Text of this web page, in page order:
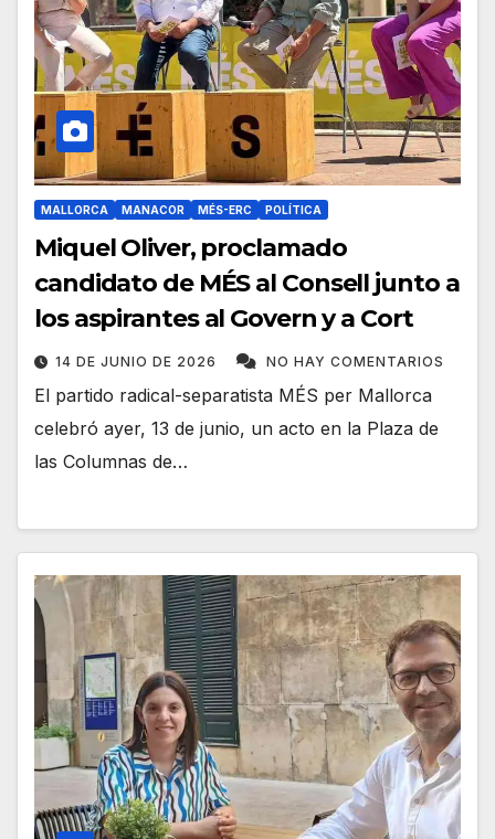
MALLORCA MANACOR MÉS-ERC POLÍTICA
Miquel Oliver, proclamado
candidato de MÉS al Consell junto a
los aspirantes al Govern y a Cort
14 DE JUNIO DE 2026 NO HAY COMENTARIOS
El partido radical-separatista MÉS per Mallorca
celebró ayer, 13 de junio, un acto en la Plaza de
las Columnas de…